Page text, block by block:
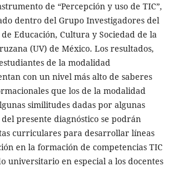
de “Percepción y uso de TIC”,
dentro del Grupo Investigadores del
Educación, Cultura y Sociedad de la
(UV) de México. Los resultados,
de la modalidad
con un nivel más alto de saberes
que los de la modalidad
similitudes dadas por algunas
presente diagnóstico se podrán
curriculares para desarrollar líneas
en la formación de competencias TIC
universitario en especial a los docentes